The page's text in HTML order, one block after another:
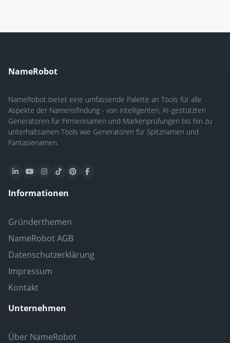
NameRobot
NameRobot bietet eine umfassende Palette an Tools für alle
Aspekte der Namensfindung - von intelligenten, KI-gestützten
Generatoren für Firmennamen und Markenprüfungen bis hin zu
unterhaltsamen Tools wie Generatoren für Spitznamen und
Fantasienamen.
Informationen
Gründerthemen
NameRobot AGB
Datenschutzerklärung
Impressum
Kontakt
Unternehmen
Über NameRobot